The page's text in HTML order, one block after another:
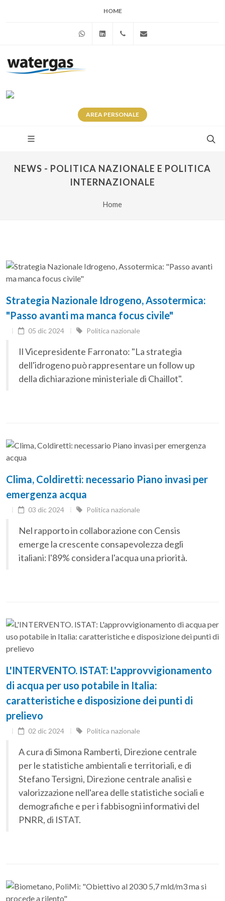
HOME
WhatsAppLinkedin+39 345 281 0246
AREA PERSONALE
NEWS - POLITICA NAZIONALE E POLITICA
INTERNAZIONALE
Home
Strategia Nazionale Idrogeno, Assotermica:
"Passo avanti ma manca focus civile"
05 dic 2024 Politica nazionale
Il Vicepresidente Farronato: "La strategia
dell'idrogeno può rappresentare un follow up
della dichiarazione ministeriale di Chaillot".
Clima, Coldiretti: necessario Piano invasi per
emergenza acqua
03 dic 2024 Politica nazionale
Nel rapporto in collaborazione con Censis
emerge la crescente consapevolezza degli
italiani: l'89% considera l'acqua una priorità.
L'INTERVENTO. ISTAT: L'approvvigionamento
di acqua per uso potabile in Italia:
caratteristiche e disposizione dei punti di
prelievo
02 dic 2024 Politica nazionale
A cura di Simona Ramberti, Direzione centrale
per le statistiche ambientali e territoriali, e di
Stefano Tersigni, Direzione centrale analisi e
valorizzazione nell'area delle statistiche sociali e
demografiche e per i fabbisogni informativi del
PNRR, di ISTAT.